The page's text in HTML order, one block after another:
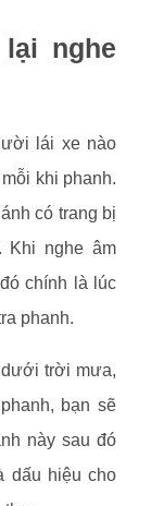
nghe
lái xe nào
khi phanh.
có trang bị
Khi nghe âm
chính là lúc
phanh.
trời mưa,
bạn sẽ
này sau đó
dấu hiệu cho